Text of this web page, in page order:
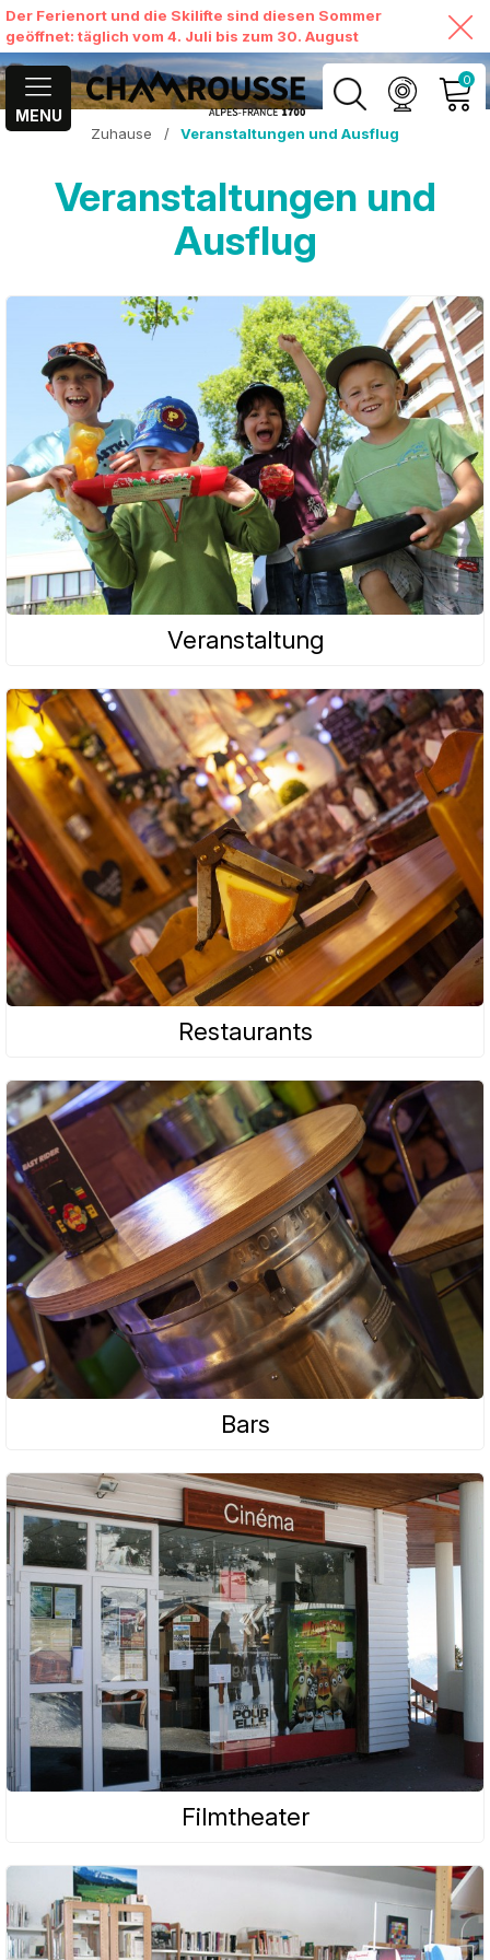
Der Ferienort und die Skilifte sind diesen Sommer
geöffnet: täglich vom 4. Juli bis zum 30. August
MENU
0
MEIN KONTO
MEINEN WARENKORB
ANSEHEN
Zuhause / Veranstaltungen und Ausflug
Veranstaltungen und
Ausflug
Veranstaltung
Restaurants
Bars
Filmtheater